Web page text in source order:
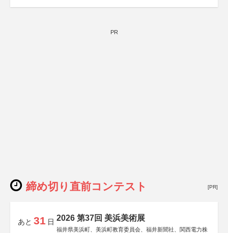
PR
締め切り直前コンテスト [PR]
あと 31 日 2026 第37回 美浜美術展
福井県美浜町、美浜町教育委員会、福井新聞社、関西電力株